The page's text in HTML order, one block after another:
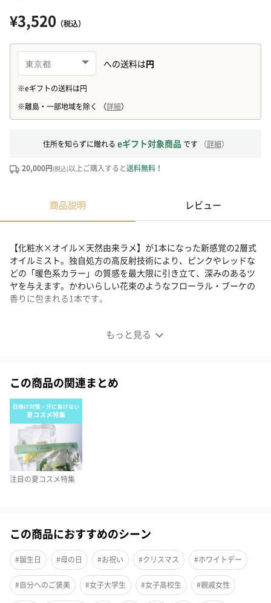
¥3,520 （税込）
住所を知らずに贈れる eギフト対象商品 です （詳細）
20,000円(税込)以上ご購入すると送料無料！
商品説明 レビュー
もっと見る
【化粧水×オイル×天然由来ラメ】が1本になった新感覚の2層式
オイルミスト。独自処方の高反射技術により、ピンクやレッドな
どの「暖色系カラー」の質感を最大限に引き立て、深みのあるツ
ヤを与えます。かわいらしい花束のようなフローラル・ブーケの
香りに包まれる1本です。
ヘアカラーを引き立てる「独自の高反射技術」
この商品の関連まとめ
注目の夏コスメ特集
この商品におすすめのシーン
#誕生日 #母の日 #お祝い #クリスマス #ホワイトデー
#自分へのご褒美 #女子大学生 #女子高校生 #親戚女性